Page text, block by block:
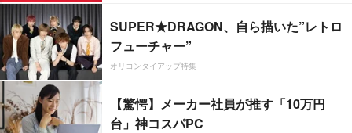
SUPER★DRAGON、自ら描いた”レトロ
フューチャー”
オリコンタイアップ特集
【驚愕】メーカー社員が推す「10万円
台」神コスパPC